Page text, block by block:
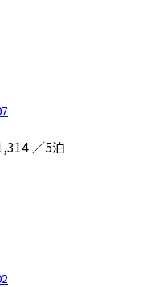
／5泊